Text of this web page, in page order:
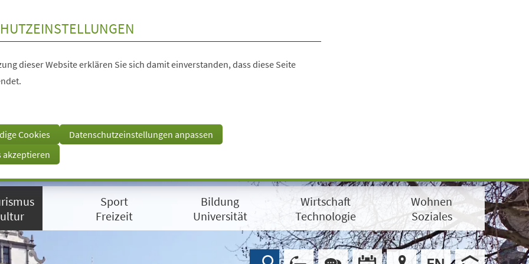
dieser Website erklären Sie sich damit einverstanden, dass diese Seite
Cookies
Datenschutzeinstellungen anpassen
akzeptieren
Sport
Freizeit
Bildung
Universität
Wirtschaft
Technologie
Wohnen
Soziales